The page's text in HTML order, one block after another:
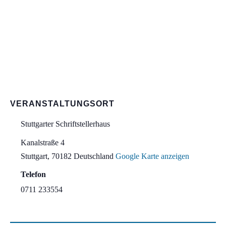
VERANSTALTUNGSORT
Stuttgarter Schriftstellerhaus
Kanalstraße 4
Stuttgart, 70182 Deutschland Google Karte anzeigen
Telefon
0711 233554